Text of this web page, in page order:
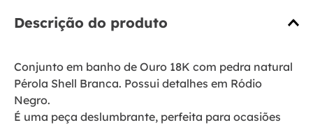
Descrição do produto
Conjunto em banho de Ouro 18K com pedra natural
Pérola Shell Branca. Possui detalhes em Ródio
Negro.
É uma peça deslumbrante, perfeita para ocasiões